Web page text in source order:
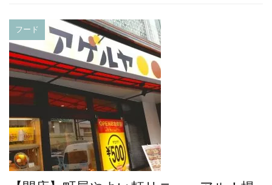
フード